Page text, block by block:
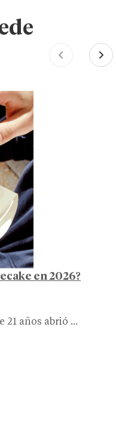
en 2026?
21 años abrió ...